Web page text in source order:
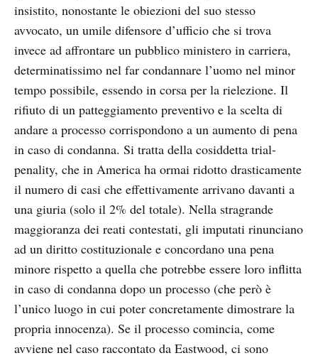
insistito, nonostante le obiezioni del suo stesso
avvocato, un umile difensore d’ufficio che si trova
invece ad affrontare un pubblico ministero in carriera,
determinatissimo nel far condannare l’uomo nel minor
tempo possibile, essendo in corsa per la rielezione. Il
rifiuto di un patteggiamento preventivo e la scelta di
andare a processo corrispondono a un aumento di pena
in caso di condanna. Si tratta della cosiddetta trial-
penality, che in America ha ormai ridotto drasticamente
il numero di casi che effettivamente arrivano davanti a
una giuria (solo il 2% del totale). Nella stragrande
maggioranza dei reati contestati, gli imputati rinunciano
ad un diritto costituzionale e concordano una pena
minore rispetto a quella che potrebbe essere loro inflitta
in caso di condanna dopo un processo (che però è
l’unico luogo in cui poter concretamente dimostrare la
propria innocenza). Se il processo comincia, come
avviene nel caso raccontato da Eastwood, ci sono